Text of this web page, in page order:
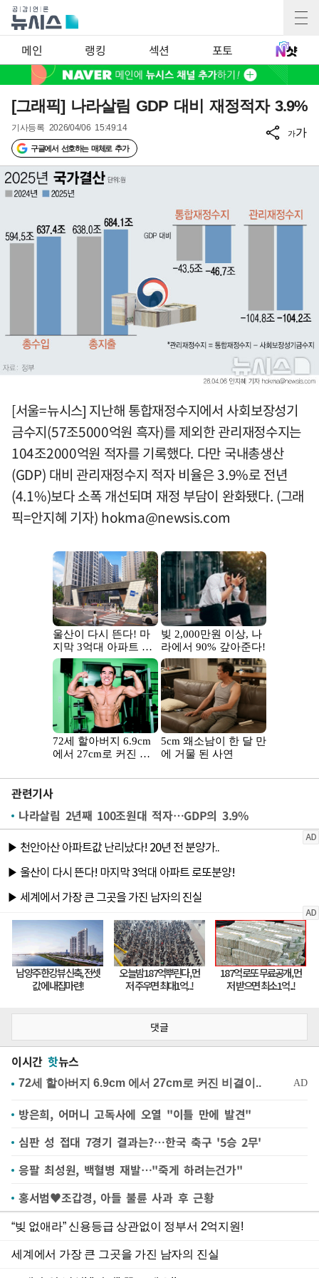
메인 랭킹 섹션 포토
[그래픽] 나라살림 GDP 대비 재정적자 3.9%
기사등록 2026/04/06 15:49:14
구글에서 선호하는 매체로 추가
가가
[서울=뉴시스] 지난해 통합재정수지에서 사회보장성기
금수지(57조5000억원 흑자)를 제외한 관리재정수지는
104조2000억원 적자를 기록했다. 다만 국내총생산
(GDP) 대비 관리재정수지 적자 비율은 3.9%로 전년
(4.1%)보다 소폭 개선되며 재정 부담이 완화됐다. (그래
픽=안지혜 기자) hokma@newsis.com
관련기사
나라살림 2년째 100조원대 적자…GDP의 3.9%
댓글
이시간 핫뉴스
방은희, 어머니 고독사에 오열 "이틀 만에 발견"
심판 성 접대 7경기 결과는?…한국 축구 '5승 2무'
응팔 최성원, 백혈병 재발…"죽게 하려는건가"
홍서범♥조갑경, 아들 불륜 사과 후 근황